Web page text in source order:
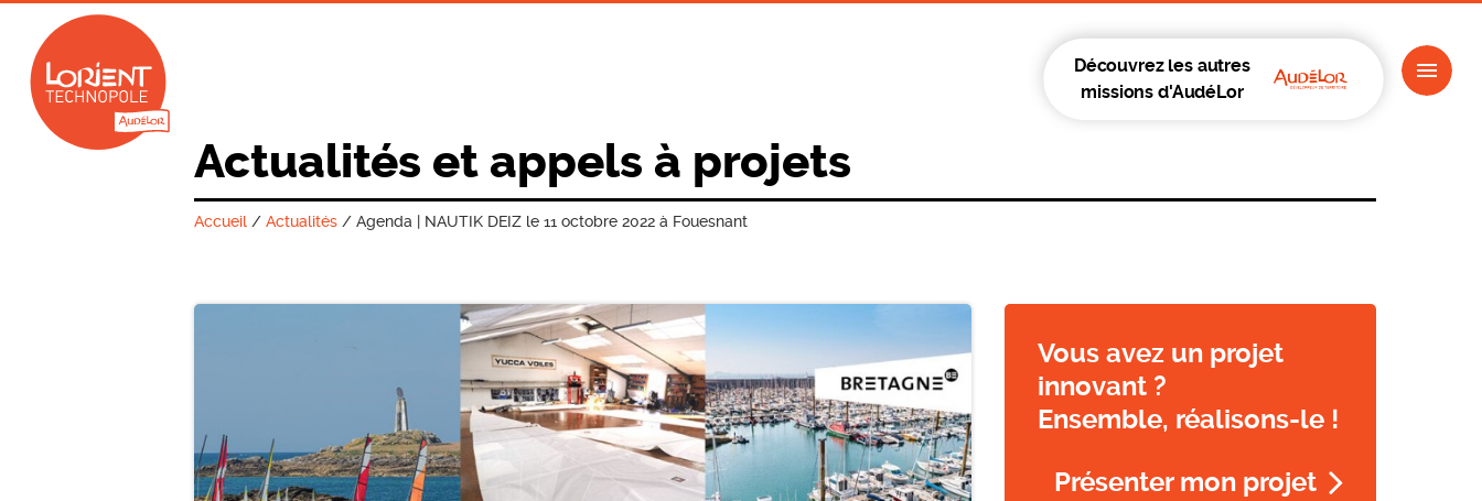
Découvrez les autres
missions d'AudéLor
Actualités et appels à projets
Accueil /Actualités /Agenda | NAUTIK DEIZ le 11 octobre 2022 à Fouesnant
Vous avez un projet
innovant ?
Ensemble, réalisons-le !
Présenter mon projet